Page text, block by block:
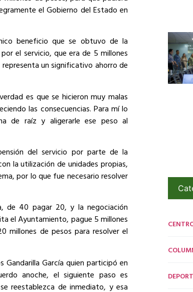
el Gobierno del Estado en
beneficio que se obtuvo de la
el servicio, que era de 5 millones
un significativo ahorro de
es que se hicieron muy malas
las consecuencias. Para mí lo
de raíz y aligerarle ese peso al
del servicio por parte de la
la utilización de unidades propias,
por lo que fue necesario resolver
de 40 pagar 20, y la negociación
el Ayuntamiento, pague 5 millones
millones de pesos para resolver el
Gandarilla García quien participó en
anoche, el siguiente paso es
reestablezca de inmediato, y esa